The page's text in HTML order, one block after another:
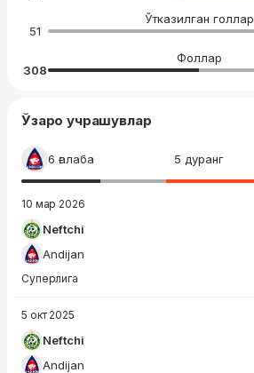
Ўтказилган голлар
51
Фоллар
308
Ўзаро учрашувлар
6 ғалаба 5 дуранг
10 мар 2026
Neftchi
Andijan
Суперлига
5 окт 2025
Neftchi
Andijan